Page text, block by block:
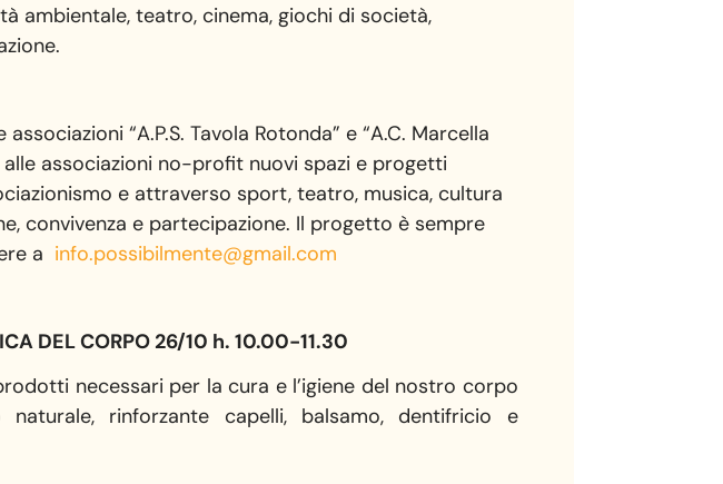
ambientale, teatro, cinema, giochi di società,
“A.P.S. Tavola Rotonda” e “A.C. Marcella
associazioni no-profit nuovi spazi e progetti
e attraverso sport, teatro, musica, cultura
convivenza e partecipazione. Il progetto è sempre
a info.possibilmente@gmail.com
DEL CORPO 26/10 h. 10.00-11.30
necessari per la cura e l’igiene del nostro corpo
rinforzante capelli, balsamo, dentifricio e